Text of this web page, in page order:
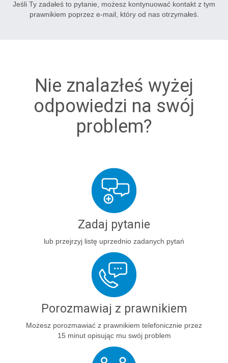
Jeśli Ty zadałeś to pytanie, możesz kontynuować kontakt z tym
prawnikiem poprzez e-mail, który od nas otrzymałeś.
Nie znalazłeś wyżej
odpowiedzi na swój
problem?
Zadaj pytanie
lub przejrzyj listę uprzednio zadanych pytań
Porozmawiaj z prawnikiem
Możesz porozmawiać z prawnikiem telefonicznie przez
15 minut opisując mu swój problem